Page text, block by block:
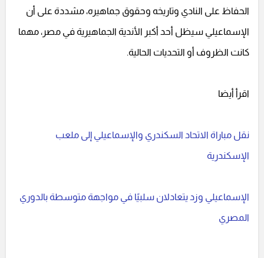
الحفاظ على النادي وتاريخه وحقوق جماهيره، مشددة على أن
الإسماعيلي سيظل أحد أكبر الأندية الجماهيرية في مصر، مهما
كانت الظروف أو التحديات الحالية.
اقرأ أيضا
نقل مباراة الاتحاد السكندري والإسماعيلي إلى ملعب
الإسكندرية
الإسماعيلي وزد يتعادلان سلبيًا في مواجهة متوسطة بالدوري
المصري